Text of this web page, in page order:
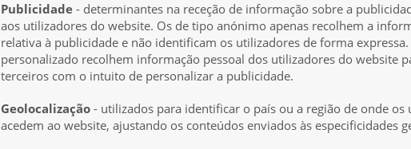
Publicidade - determinantes na receção de informação sobre a
aos utilizadores do website. Os de tipo anónimo apenas recolhem a
relativa à publicidade e não identificam os utilizadores de forma
personalizado recolhem informação pessoal dos utilizadores do website
terceiros com o intuito de personalizar a publicidade.
Geolocalização - utilizados para identificar o país ou a região de onde os
acedem ao website, ajustando os conteúdos enviados às especificidades